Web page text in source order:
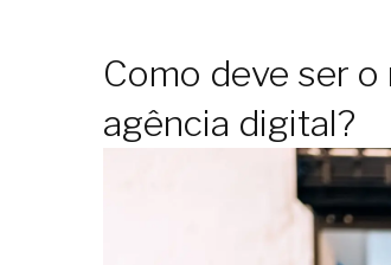
Como deve ser
agência digital?